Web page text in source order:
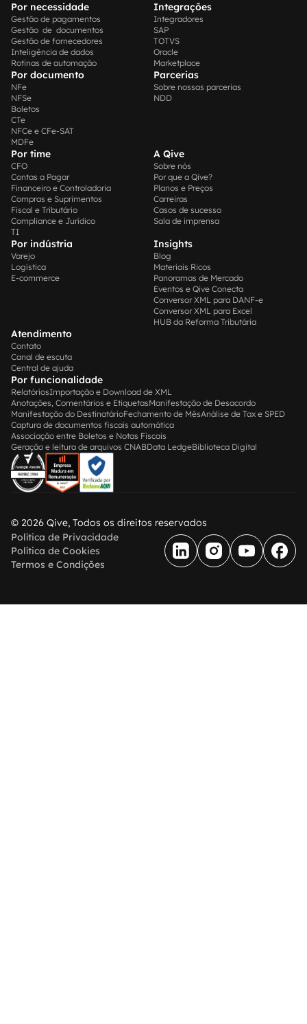
Por necessidade
Gestão de pagamentos
Gestão de documentos
Gestão de fornecedores
Inteligência de dados
Rotinas de automação
Integrações
Integradores
SAP
TOTVS
Oracle
Marketplace
Por documento
NFe
NFSe
Boletos
CTe
NFCe e CFe-SAT
MDFe
Parcerias
Sobre nossas parcerias
NDD
Por time
CFO
Contas a Pagar
Financeiro e Controladoria
Compras e Suprimentos
Fiscal e Tributário
Compliance e Jurídico
TI
A Qive
Sobre nós
Por que a Qive?
Planos e Preços
Carreiras
Casos de sucesso
Sala de imprensa
Por indústria
Varejo
Logística
E-commerce
Insights
Blog
Materiais Ricos
Panoramas de Mercado
Eventos e Qive Conecta
Conversor XML para DANF-e
Conversor XML para Excel
HUB da Reforma Tributária
Atendimento
Contato
Canal de escuta
Central de ajuda
Por funcionalidade
RelatóriosImportação e Download de XML
Anotações, Comentários e EtiquetasManifestação de Desacordo
Manifestação do DestinatárioFechamento de MêsAnálise de Tax e SPED
Captura de documentos fiscais automática
Associação entre Boletos e Notas Fiscais
Geração e leitura de arquivos CNABData LedgeBiblioteca Digital
© 2026 Qive, Todos os direitos reservados
Política de Privacidade
Política de Cookies
Termos e Condições